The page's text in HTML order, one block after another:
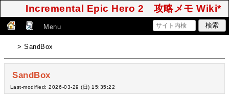
Incremental Epic Hero 2 攻略メモ Wiki*
Menu
> SandBox
SandBox
Last-modified: 2026-03-29 (日) 15:35:22